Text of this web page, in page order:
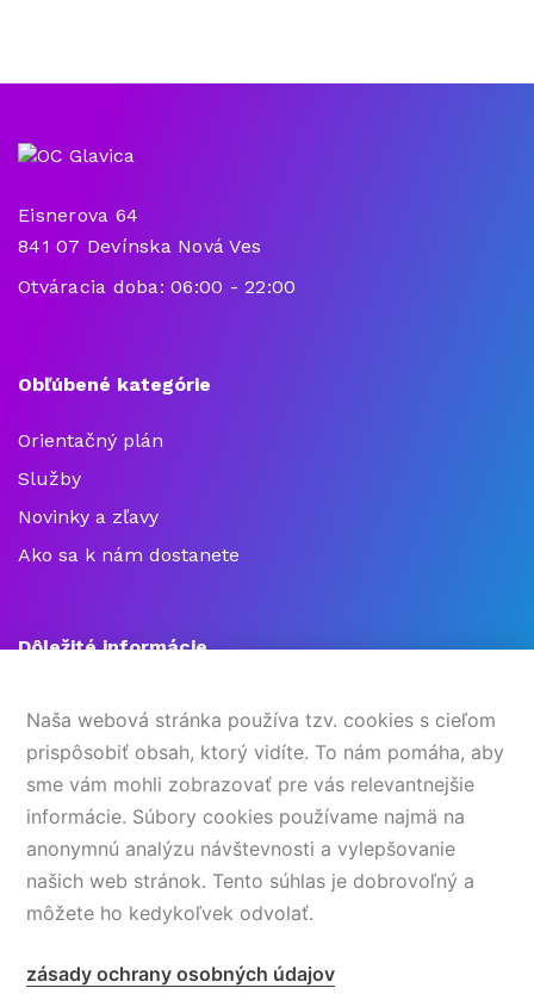
Eisnerova 64
841 07 Devínska Nová Ves
Otváracia doba: 06:00 - 22:00
Obľúbené kategórie
Orientačný plán
Služby
Novinky a zľavy
Ako sa k nám dostanete
Dôležité informácie
Otváracie hodiny
Kontakty
Ochrana osobných údajov
Návštevný poriadok
O nás
Naša webová stránka používa tzv. cookies s cieľom
prispôsobiť obsah, ktorý vidíte. To nám pomáha, aby
sme vám mohli zobrazovať pre vás relevantnejšie
informácie. Súbory cookies používame najmä na
anonymnú analýzu návštevnosti a vylepšovanie
našich web stránok. Tento súhlas je dobrovoľný a
môžete ho kedykoľvek odvolať.
zásady ochrany osobných údajov